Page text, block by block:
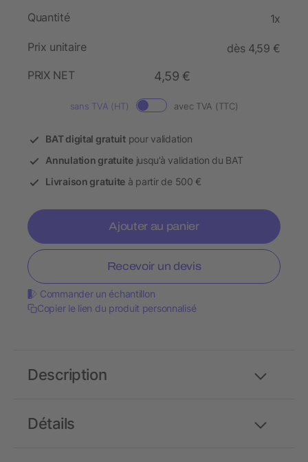
Quantité 1x
Prix unitaire
dès 4,59 €
PRIX NET
4,59 €
sans TVA (HT) avec TVA (TTC)
BAT digital gratuitpour validation
Annulation gratuitejusqu’à validation du BAT
Livraison gratuite à partir de 500 €
Ajouter au panier
Recevoir un devis
Commander un échantillon
Copier le lien du produit personnalisé
Détails
Description